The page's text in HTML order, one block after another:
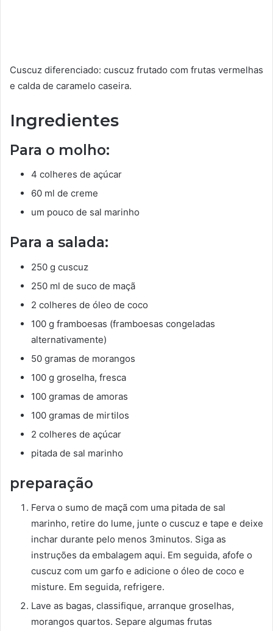
Cuscuz diferenciado: cuscuz frutado com frutas vermelhas
e calda de caramelo caseira.
Ingredientes
Para o molho:
4 colheres de açúcar
60 ml de creme
um pouco de sal marinho
Para a salada:
250 g cuscuz
250 ml de suco de maçã
2 colheres de óleo de coco
100 g framboesas (framboesas congeladas
alternativamente)
50 gramas de morangos
100 g groselha, fresca
100 gramas de amoras
100 gramas de mirtilos
2 colheres de açúcar
pitada de sal marinho
preparação
Ferva o sumo de maçã com uma pitada de sal
marinho, retire do lume, junte o cuscuz e tape e deixe
inchar durante pelo menos 3minutos. Siga as
instruções da embalagem aqui. Em seguida, afofe o
cuscuz com um garfo e adicione o óleo de coco e
misture. Em seguida, refrigere.
Lave as bagas, classifique, arranque groselhas,
morangos quartos. Separe algumas frutas